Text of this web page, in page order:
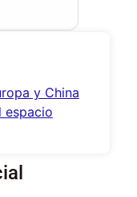
y China
espacio